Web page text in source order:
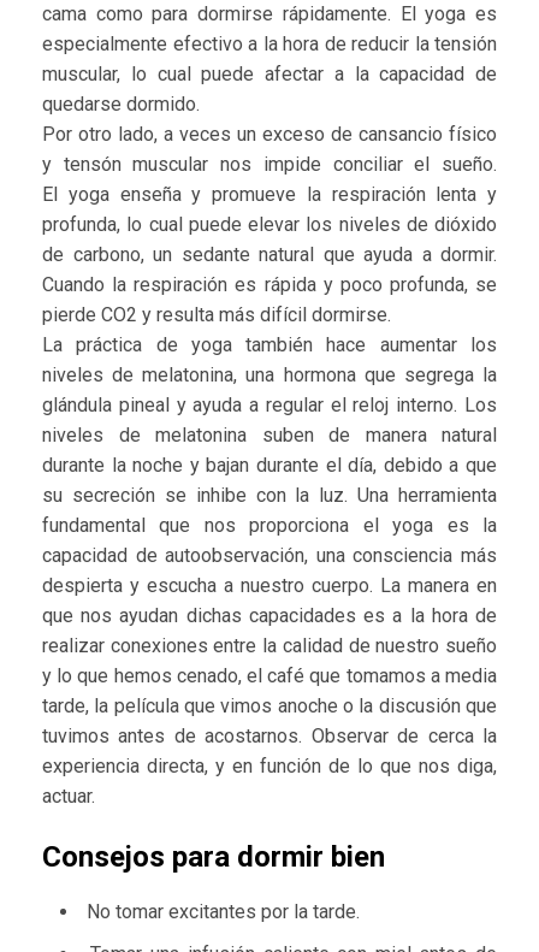
cama como para dormirse rápidamente. El yoga es
especialmente efectivo a la hora de reducir la tensión
muscular, lo cual puede afectar a la capacidad de
quedarse dormido.
Por otro lado, a veces un exceso de cansancio físico
y tensón muscular nos impide conciliar el sueño.
El yoga enseña y promueve la respiración lenta y
profunda, lo cual puede elevar los niveles de dióxido
de carbono, un sedante natural que ayuda a dormir.
Cuando la respiración es rápida y poco profunda, se
pierde CO2 y resulta más difícil dormirse.
La práctica de yoga también hace aumentar los
niveles de melatonina, una hormona que segrega la
glándula pineal y ayuda a regular el reloj interno. Los
niveles de melatonina suben de manera natural
durante la noche y bajan durante el día, debido a que
su secreción se inhibe con la luz. Una herramienta
fundamental que nos proporciona el yoga es la
capacidad de autoobservación, una consciencia más
despierta y escucha a nuestro cuerpo. La manera en
que nos ayudan dichas capacidades es a la hora de
realizar conexiones entre la calidad de nuestro sueño
y lo que hemos cenado, el café que tomamos a media
tarde, la película que vimos anoche o la discusión que
tuvimos antes de acostarnos. Observar de cerca la
experiencia directa, y en función de lo que nos diga,
actuar.
Consejos para dormir bien
No tomar excitantes por la tarde.